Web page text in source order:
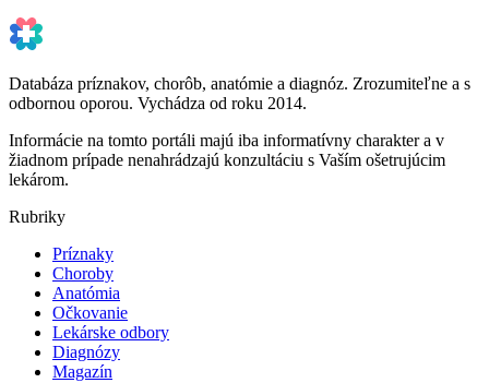
Databáza príznakov, chorôb, anatómie a diagnóz. Zrozumiteľne a s
odbornou oporou. Vychádza od roku 2014.
Informácie na tomto portáli majú iba informatívny charakter a v
žiadnom prípade nenahrádzajú konzultáciu s Vaším ošetrujúcim
lekárom.
Rubriky
Príznaky
Choroby
Anatómia
Očkovanie
Lekárske odbory
Diagnózy
Magazín